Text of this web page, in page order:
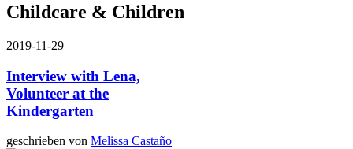
Childcare & Children
2019-11-29
Interview with Lena,
Volunteer at the
Kindergarten
geschrieben von Melissa Castaño